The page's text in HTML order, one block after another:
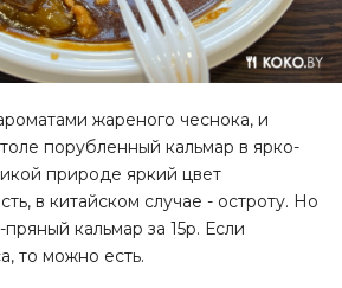
жареного чеснока, и
порубленный кальмар в ярко-
природе яркий цвет
в китайском случае - остроту. Но
кальмар за 15р. Если
то можно есть.